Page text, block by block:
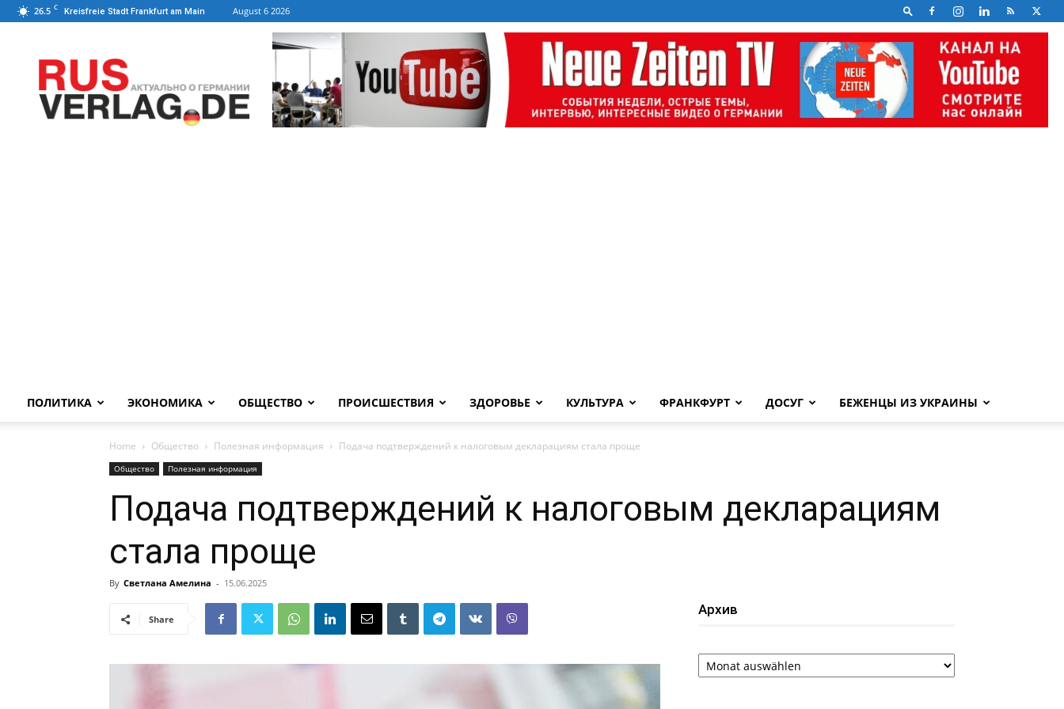
26.5 C Kreisfreie Stadt Frankfurt am Main August 6 2026
ПОЛИТИКА ЭКОНОМИКА ОБЩЕСТВО ПРОИСШЕСТВИЯ ЗДОРОВЬЕ КУЛЬТУРА ФРАНКФУРТ ДОСУГ БЕЖЕНЦЫ ИЗ УКРАИНЫ
Home Общество Полезная информация Подача подтверждений к налоговым декларациям стала проще
Общество Полезная информация
Подача подтверждений к налоговым декларациям
стала проще
By Светлана Амелина - 15.06.2025
Share
Архив
Архив